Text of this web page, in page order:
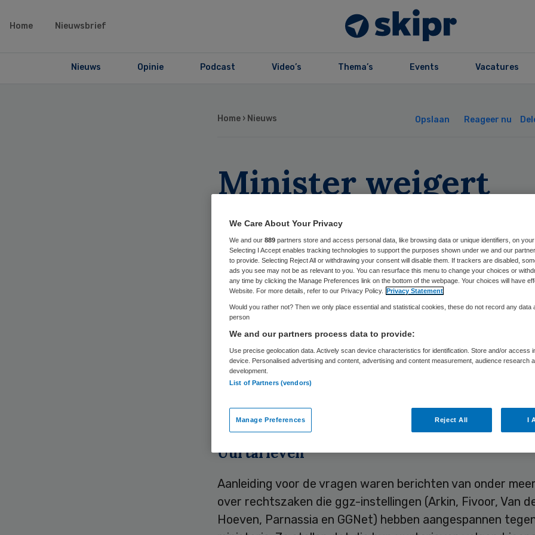
Home Nieuwsbrief
Nieuws Opinie Podcast Video’s Thema’s Events Vacatures
Home › Nieuws Opslaan Reageer nu
Minister weigert
forensische zorg
geld
Skipr Redactie 12 december 2019,11:08 1262 keer gelezen
Minister Dekker van Justitie wil ggz-instellingen geen
geven voor hun forensische zorg. “Ik herken het beeld van
onderfinanciering niet”, schrijft Dekker in antwoord op
Uurtarieven
Aanleiding voor de vragen waren berichten van onder
over rechtszaken die ggz-instellingen (Arkin, Fivoor, Van
Hoeven, Parnassia en GGNet) hebben aangespannen
We Care About Your Privacy
We and our 889 partners store and access personal data, like browsing data or unique identifiers, on your
Selecting I Accept enables tracking technologies to support the purposes shown under we and our
to provide. Selecting Reject All or withdrawing your consent will disable them. If trackers are disabled,
ads you see may not be as relevant to you. You can resurface this menu to change your choices or
any time by clicking the Manage Preferences link on the bottom of the webpage. Your choices will have
Website. For more details, refer to our Privacy Policy. Privacy Statement
Would you rather not? Then we only place essential and statistical cookies, these do not record any data
person
We and our partners process data to provide:
Use precise geolocation data. Actively scan device characteristics for identification. Store and/or access
device. Personalised advertising and content, advertising and content measurement, audience research
development.
List of Partners (vendors)
Manage Preferences Reject All I